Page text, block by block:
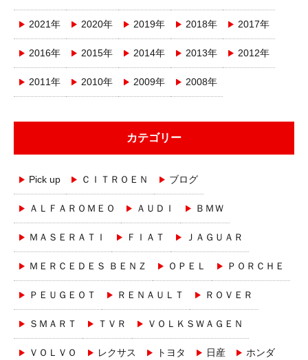
2021年 2020年 2019年 2018年 2017年
2016年 2015年 2014年 2013年 2012年
2011年 2010年 2009年 2008年
カテゴリー
Pick up ＣＩＴＲＯＥＮ ブログ
ＡＬＦＡＲＯＭＥＯ ＡＵＤＩ ＢＭＷ
ＭＡＳＥＲＡＴＩ ＦＩＡＴ ＪＡＧＵＡＲ
ＭＥＲＣＥＤＥＳ ＢＥＮＺ ＯＰＥＬ ＰＯＲＣＨＥ
ＰＥＵＧＥＯＴ ＲＥＮＡＵＬＴ ＲＯＶＥＲ
ＳＭＡＲＴ ＴＶＲ ＶＯＬＫＳＷＡＧＥＮ
ＶＯＬＶＯ レクサス トヨタ 日産 ホンダ